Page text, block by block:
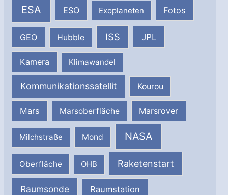
ESA ESO Exoplaneten Fotos
GEO Hubble ISS JPL
Kamera Klimawandel
Kommunikationssatellit Kourou
Mars Marsoberfläche Marsrover
Milchstraße Mond NASA
Oberfläche OHB Raketenstart
Raumsonde Raumstation